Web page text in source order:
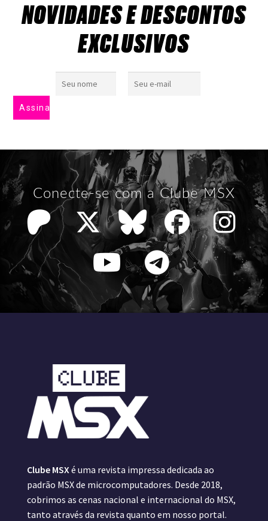
NOVIDADES E DESCONTOS
EXCLUSIVOS
Conecte-se com a Clube MSX
Clube MSX é uma revista impressa dedicada ao
padrão MSX de microcomputadores. Desde 2018,
cobrimos as cenas nacional e internacional do MSX,
tanto através da revista quanto em nosso portal.